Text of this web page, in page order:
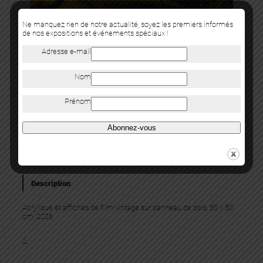
Levalet
Category:Oeuvres
Description
Acrylique et affiches de film vintage sur panneau de bois, 50 x 50
cm, 2026
X
Ne manquez rien de notre actualité, soyez les premiers informés
de nos expositions et événements spéciaux !
Adresse e-mail
Nom
Prénom
Abonnez-vous